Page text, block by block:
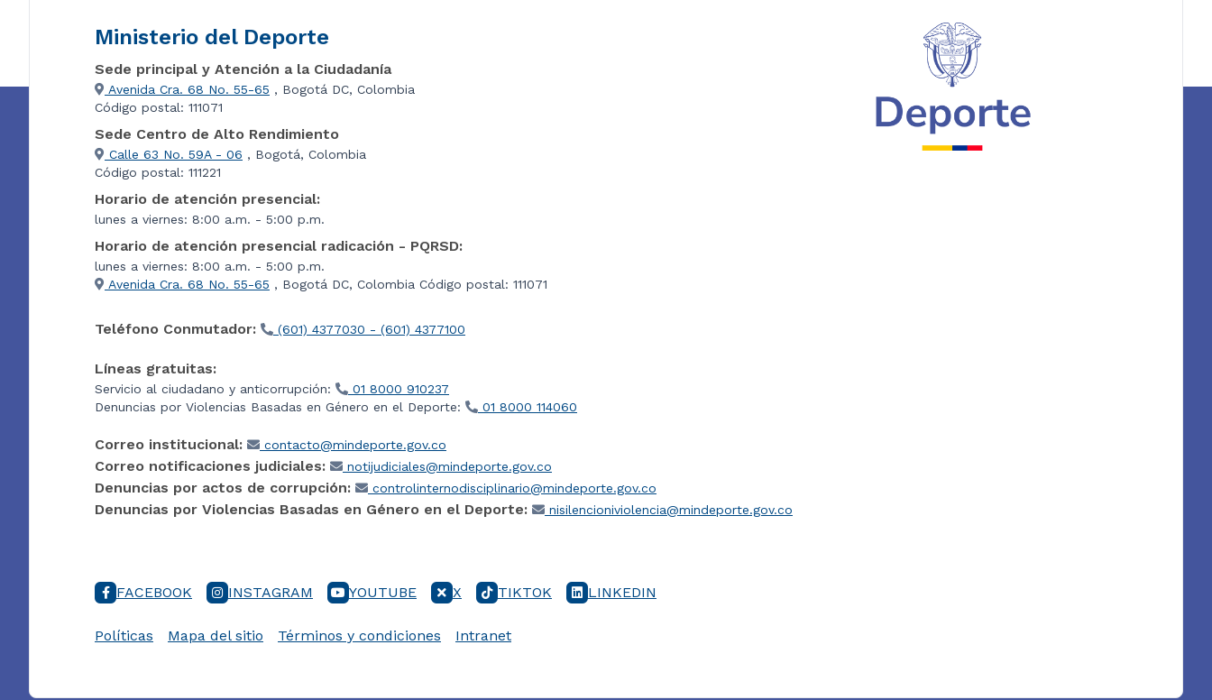
Ministerio del Deporte
Sede principal y Atención a la Ciudadanía
Avenida Cra. 68 No. 55-65 , Bogotá DC, Colombia
Código postal: 111071
Sede Centro de Alto Rendimiento
Calle 63 No. 59A - 06 , Bogotá, Colombia
Código postal: 111221
Horario de atención presencial:
lunes a viernes: 8:00 a.m. - 5:00 p.m.
Horario de atención presencial radicación - PQRSD:
lunes a viernes: 8:00 a.m. - 5:00 p.m.
Avenida Cra. 68 No. 55-65 , Bogotá DC, Colombia Código postal: 111071
Teléfono Conmutador: (601) 4377030 - (601) 4377100
Líneas gratuitas:
Servicio al ciudadano y anticorrupción:
01 8000 910237
Denuncias por Violencias Basadas en Género en el Deporte:
01 8000 114060
Correo institucional: contacto@mindeporte.gov.co
Correo notificaciones judiciales: notijudiciales@mindeporte.gov.co
Denuncias por actos de corrupción: controlinternodisciplinario@mindeporte.gov.co
Denuncias por Violencias Basadas en Género en el Deporte: nisilencioniviolencia@mindeporte.gov.co
FACEBOOK INSTAGRAM YOUTUBE X TIKTOK LINKEDIN
Políticas Mapa del sitio Términos y condiciones Intranet